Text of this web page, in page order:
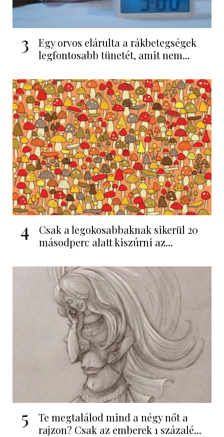
3
Egy orvos elárulta a rákbetegségek
legfontosabb tünetét, amit nem...
4
Csak a legokosabbaknak sikerül 20
másodperc alatt kiszúrni az...
5
Te megtalálod mind a négy nőt a
rajzon? Csak az emberek 1 százalé...